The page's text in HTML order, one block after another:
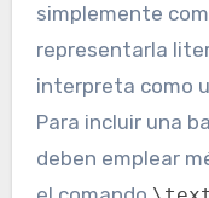
simplemente
representarla
interpreta como
Para incluir una
deben emplear